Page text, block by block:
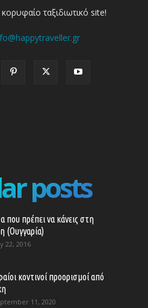
ταξιδιωτικό site!
posts
που πρέπει να κάνεις στη
(Ουγγαρία)
22, 2016
κοντινοί προορισμοί από
11, 2020